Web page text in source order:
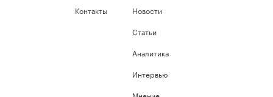
Контакты
Новости
Статьи
Аналитика
Интервью